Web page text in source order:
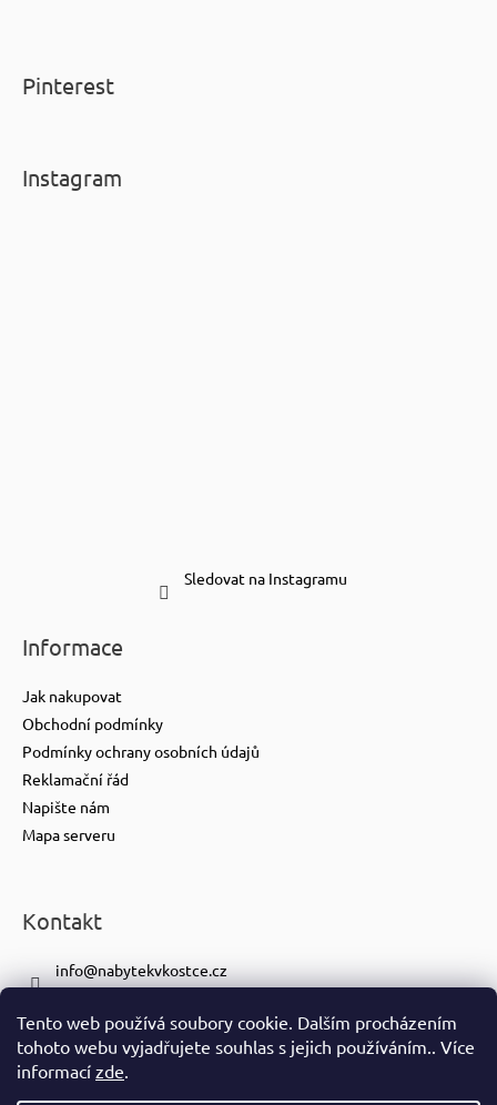
Tento web používá soubory cookie. Dalším procházením
tohoto webu vyjadřujete souhlas s jejich používáním.. Více
informací zde.
Pinterest
Instagram
Sledovat na Instagramu
Informace
Jak nakupovat
Obchodní podmínky
Podmínky ochrany osobních údajů
Reklamační řád
Napište nám
Mapa serveru
Kontakt
info@nabytekvkostce.cz
+420 601 116 371
https://www.facebook.com/nabytekvkostce.cz/
nabytek_v_kostce